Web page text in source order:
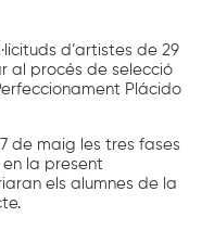
d’artistes de 29
al procés de selecció
Plácido
de maig les tres fases
la present
els alumnes de la